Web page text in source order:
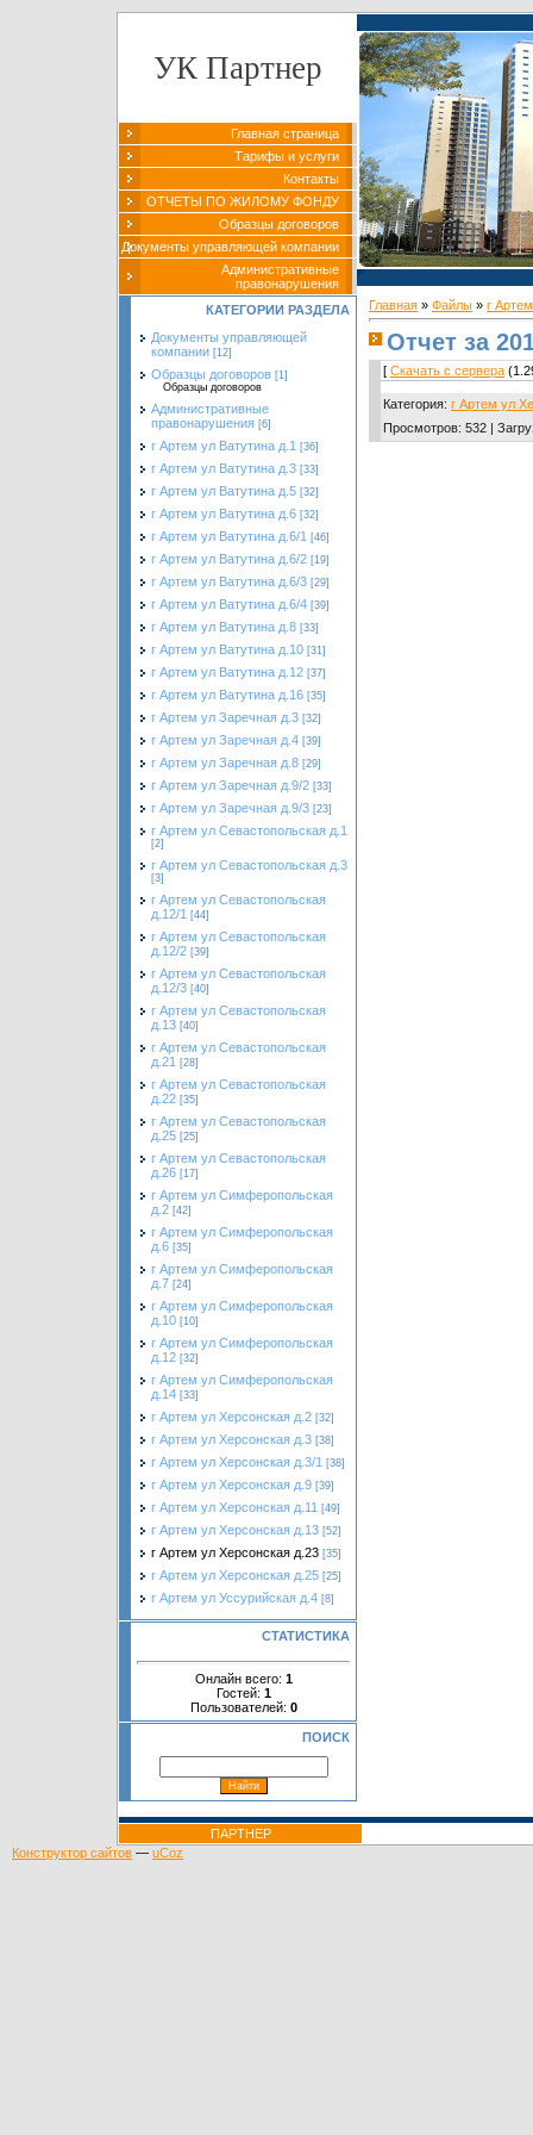
УК Партнер
Главная страница
Тарифы и услуги
Контакты
ОТЧЕТЫ ПО ЖИЛОМУ ФОНДУ
Образцы договоров
Документы управляющей компании
Административные
правонарушения
КАТЕГОРИИ РАЗДЕЛА
Документы управляющей
компании [12]
Образцы договоров [1]
Образцы договоров
Административные
правонарушения [6]
г Артем ул Ватутина д.1 [36]
г Артем ул Ватутина д.3 [33]
г Артем ул Ватутина д.5 [32]
г Артем ул Ватутина д.6 [32]
г Артем ул Ватутина д.6/1 [46]
г Артем ул Ватутина д.6/2 [19]
г Артем ул Ватутина д.6/3 [29]
г Артем ул Ватутина д.6/4 [39]
г Артем ул Ватутина д.8 [33]
г Артем ул Ватутина д.10 [31]
г Артем ул Ватутина д.12 [37]
г Артем ул Ватутина д.16 [35]
г Артем ул Заречная д.3 [32]
г Артем ул Заречная д.4 [39]
г Артем ул Заречная д.8 [29]
г Артем ул Заречная д.9/2 [33]
г Артем ул Заречная д.9/3 [23]
г Артем ул Севастопольская д.1
[2]
г Артем ул Севастопольская д.3
[3]
г Артем ул Севастопольская
д.12/1 [44]
г Артем ул Севастопольская
д.12/2 [39]
г Артем ул Севастопольская
д.12/3 [40]
г Артем ул Севастопольская
д.13 [40]
г Артем ул Севастопольская
д.21 [28]
г Артем ул Севастопольская
д.22 [35]
г Артем ул Севастопольская
д.25 [25]
г Артем ул Севастопольская
д.26 [17]
г Артем ул Симферопольская
д.2 [42]
г Артем ул Симферопольская
д.6 [35]
г Артем ул Симферопольская
д.7 [24]
г Артем ул Симферопольская
д.10 [10]
г Артем ул Симферопольская
д.12 [32]
г Артем ул Симферопольская
д.14 [33]
г Артем ул Херсонская д.2 [32]
г Артем ул Херсонская д.3 [38]
г Артем ул Херсонская д.3/1 [38]
г Артем ул Херсонская д.9 [39]
г Артем ул Херсонская д.11 [49]
г Артем ул Херсонская д.13 [52]
г Артем ул Херсонская д.23 [35]
г Артем ул Херсонская д.25 [25]
г Артем ул Уссурийская д.4 [8]
СТАТИСТИКА
Онлайн всего: 1
Гостей: 1
Пользователей: 0
ПОИСК
Главная » Файлы » г
Отчет за
[ Скачать с сервера
Категория: г Артем ул
Просмотров: 532 |
ПАРТНЕР
Конструктор сайтов — uCoz